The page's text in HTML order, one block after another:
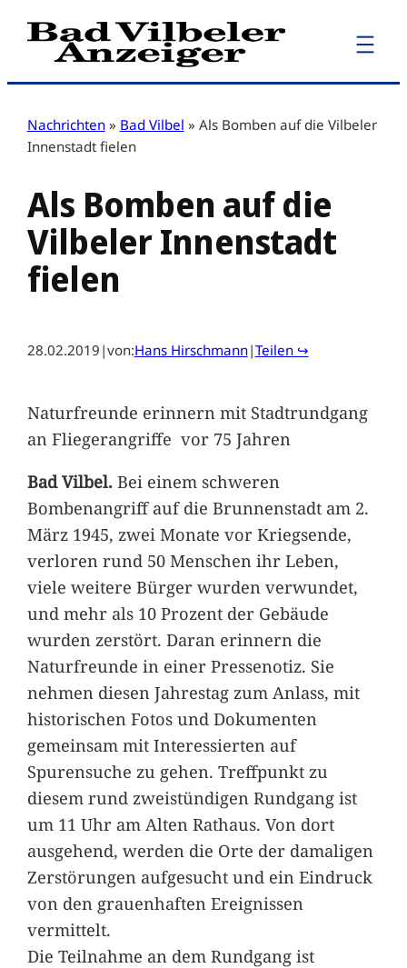
Zum
Inhalt
Nachrichten » Bad Vilbel » Als Bomben auf die Vilbeler
Innenstadt fielen
Als Bomben auf die
Vilbeler Innenstadt
fielen
28.02.2019 |von:Hans Hirschmann|Teilen ↪
Naturfreunde erinnern mit Stadtrundgang
an Fliegerangriffe vor 75 Jahren
Bad Vilbel.Bei einem schweren
Bombenangriff auf die Brunnenstadt am 2.
März 1945, zwei Monate vor Kriegsende,
verloren rund 50 Menschen ihr Leben,
viele weitere Bürger wurden verwundet,
und mehr als 10 Prozent der Gebäude
wurden zerstört. Daran erinnern die
Naturfreunde in einer Pressenotiz. Sie
nehmen diesen Jahrestag zum Anlass, mit
historischen Fotos und Dokumenten
gemeinsam mit Interessierten auf
Spurensuche zu gehen. Treffpunkt zu
diesem rund zweistündigen Rundgang ist
um 11 Uhr am Alten Rathaus. Von dort
ausgehend, werden die Orte der damaligen
Zerstörungen aufgesucht und ein Eindruck
von den grauenhaften Ereignissen
vermittelt.
Die Teilnahme an dem Rundgang ist